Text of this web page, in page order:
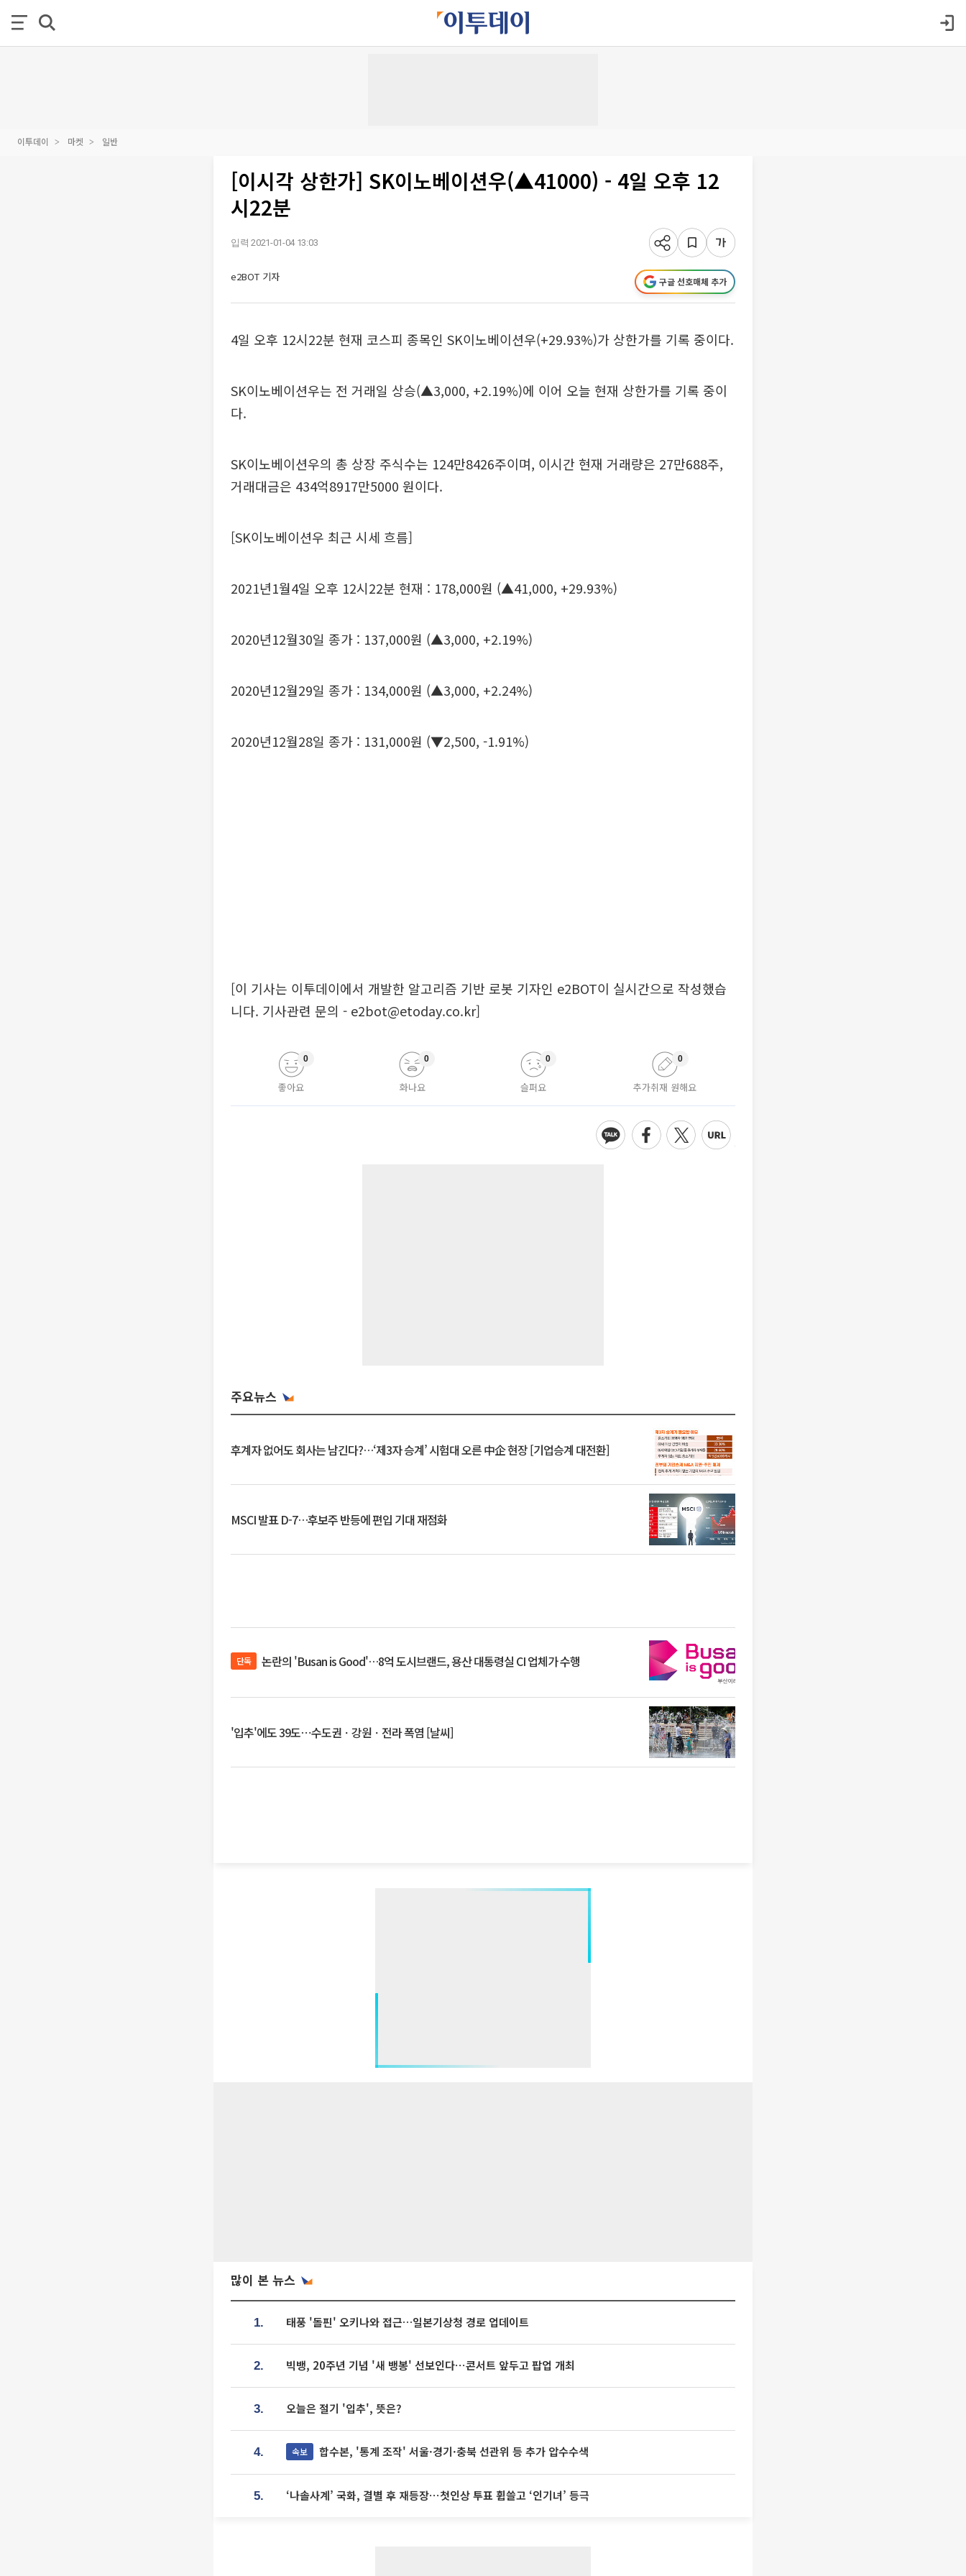
이투데이 마켓 일반
[이시각 상한가] SK이노베이션우(▲41000) - 4일 오후 12
시22분
입력 2021-01-04 13:03
e2BOT 기자 구글 선호매체 추가
4일 오후 12시22분 현재 코스피 종목인 SK이노베이션우(+29.93%)가 상한가를 기록 중이다.
SK이노베이션우는 전 거래일 상승(▲3,000, +2.19%)에 이어 오늘 현재 상한가를 기록 중이
다.
SK이노베이션우의 총 상장 주식수는 124만8426주이며, 이시간 현재 거래량은 27만688주,
거래대금은 434억8917만5000 원이다.
[SK이노베이션우 최근 시세 흐름]
2021년1월4일 오후 12시22분 현재 : 178,000원 (▲41,000, +29.93%)
2020년12월30일 종가 : 137,000원 (▲3,000, +2.19%)
2020년12월29일 종가 : 134,000원 (▲3,000, +2.24%)
2020년12월28일 종가 : 131,000원 (▼2,500, -1.91%)
[이 기사는 이투데이에서 개발한 알고리즘 기반 로봇 기자인 e2BOT이 실시간으로 작성했습
니다. 기사관련 문의 - e2bot@etoday.co.kr]
좋아요
0
화나요
0
슬퍼요
0
추가취재 원해요
0
주요뉴스
후계자 없어도 회사는 남긴다?…‘제3자 승계’ 시험대 오른 中企 현장 [기업승계 대전환]
MSCI 발표 D-7…후보주 반등에 편입 기대 재점화
단독 논란의 'Busan is Good'…8억 도시브랜드, 용산 대통령실 CI 업체가 수행
'입추'에도 39도⋯수도권ㆍ강원ㆍ전라 폭염 [날씨]
많이 본 뉴스
1. 태풍 '돌핀' 오키나와 접근…일본기상청 경로 업데이트
2. 빅뱅, 20주년 기념 '새 뱅봉' 선보인다⋯콘서트 앞두고 팝업 개최
3. 오늘은 절기 '입추', 뜻은?
4. 속보 합수본, '통계 조작' 서울·경기·충북 선관위 등 추가 압수수색
5. ‘나솔사계’ 국화, 결별 후 재등장⋯첫인상 투표 휩쓸고 ‘인기녀’ 등극